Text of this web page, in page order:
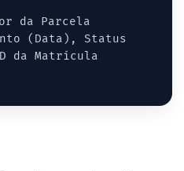
da Parcela
(Data), Status
da Matrícula